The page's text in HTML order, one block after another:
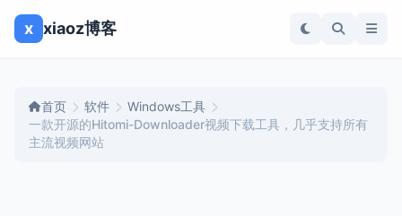
x xiaoz博客
首页 软件
Windows工具
一款开源的Hitomi-Downloader视频下载工具，几乎支持所有
主流视频网站